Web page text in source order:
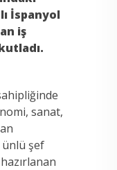
ı İspanyol
iş
ı.
sanat,
ünlü şef